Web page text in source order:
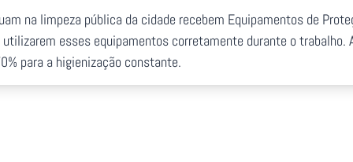
na limpeza pública da cidade recebem Equipamentos de
esses equipamentos corretamente durante o trabalho.
para a higienização constante.